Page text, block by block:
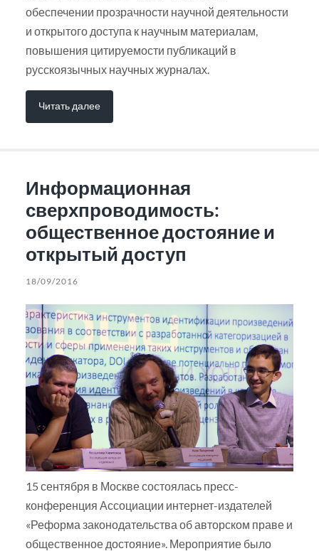
обеспечении прозрачности научной деятельности
и открытого доступа к научным материалам,
повышения цитируемости публикаций в
русскоязычных научных журналах.
Читать далее
Информационная
сверхпроводимость:
общественное достояние и
открытый доступ
18/09/2016
15 сентября в Москве состоялась пресс-
конференция Ассоциации интернет-издателей
«Реформа законодательства об авторском праве и
общественное достояние». Мероприятие было